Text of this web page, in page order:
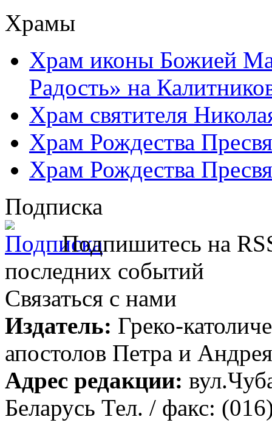
Храмы
Храм иконы Божией
Радость» на
Храм святителя
Храм Рождества
Храм Рождества
Подписка
Подпишитесь на
последних событий
Связаться с нами
Издатель: Греко-
апостолов Петра и
Адрес редакции:
Беларусь Тел. / факс: